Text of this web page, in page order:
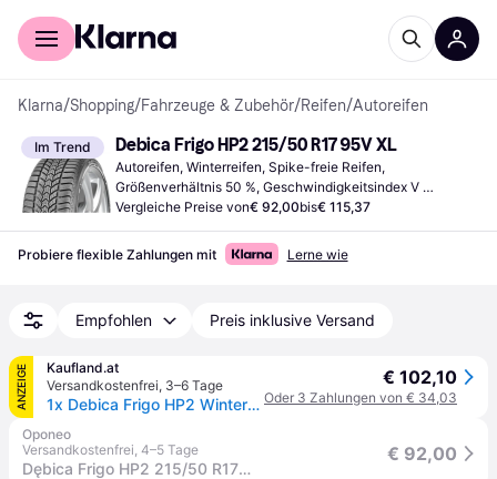
Für Shopper
Klarna/Shopping/Fahrzeuge & Zubehör/Reifen/Autoreifen
Im Trend Debica Frigo HP2 215/50 R17 95V XL
Autoreifen, Winterreifen, Spike-freie Reifen,
Größenverhältnis 50 %, Geschwindigkeitsindex V
(240 km/h)
Vergleiche Preise von€ 92,00bis€ 115,37
Probiere flexible Zahlungen mit Lerne wie
Empfohlen Preis inklusive Versand
ANZEIGE
Kaufland.at
Versandkostenfrei, 3–6 Tage
1x Debica Frigo HP2 Winterreifen 215/50 R17 95V XL M+S 3PMSF Reifen
€ 102,10
Oder 3 Zahlungen von € 34,03
Oponeo
Versandkostenfrei, 4–5 Tage
Dębica Frigo HP2 215/50 R17 95 V XL, FP
€ 92,00